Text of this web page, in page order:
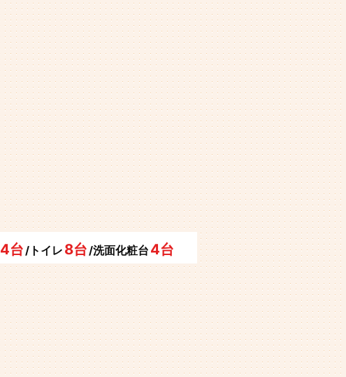
4台/トイレ 8台/洗面化粧台 4台